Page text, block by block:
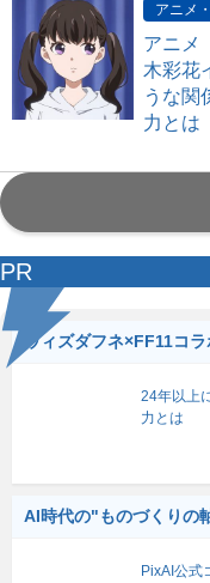
アニメ
アニメ
木彩花
うな関
力とは
PR
ウィズダフネ×FF11コラ
24年以上
力とは
AI時代の"ものづくりの
PixAI公式